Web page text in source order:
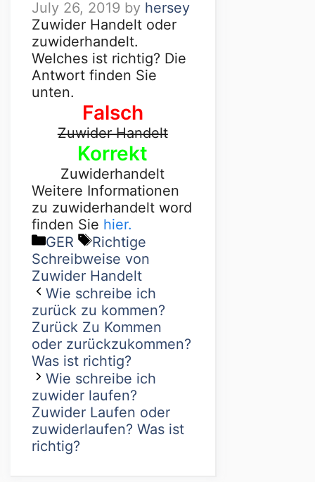
July 26, 2019 by hersey
Zuwider Handelt oder
zuwiderhandelt.
Welches ist richtig? Die
Antwort finden Sie
unten.
Falsch
Zuwider Handelt
Korrekt
Zuwiderhandelt
Weitere Informationen
zu zuwiderhandelt word
finden Sie hier.
GER
Richtige
Schreibweise von
Zuwider Handelt
Wie schreibe ich
zurück zu kommen?
Zurück Zu Kommen
oder zurückzukommen?
Was ist richtig?
Wie schreibe ich
zuwider laufen?
Zuwider Laufen oder
zuwiderlaufen? Was ist
richtig?